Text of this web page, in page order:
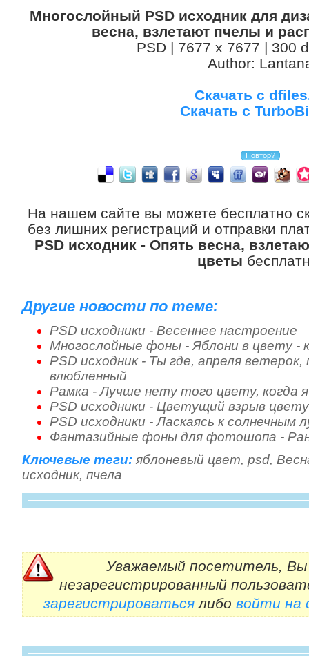
Многослойный PSD исходник для
весна, взлетают пчелы и
PSD | 7677 x 7677 | 300
Author:
Скачать с
Скачать с
На нашем сайте вы можете бесплатно
без лишних регистраций и отправки
PSD исходник - Опять весна,
цветы
Другие новости по теме:
PSD исходники - Весеннее настроение
Многослойные фоны - Яблони в цвету -
PSD исходник - Ты где, апреля
влюбленный
Рамка - Лучше нету того цвету, когда
PSD исходники - Цветущий взрыв
PSD исходники - Ласкаясь к
Фантазийные фоны для фотошопа -
Ключевые теги: яблоневый цвет, psd,
исходник, пчела
Уважаемый посетитель, Вы
незарегистрированный
зарегистрироватьсялибо войти на